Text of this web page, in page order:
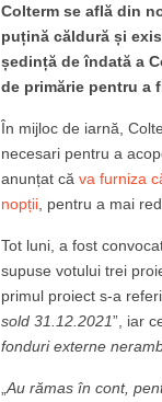
Colterm se află din
puțină căldură și
ședință de îndată a
de primărie pentru a
În mijloc de iarnă,
necesari pentru a
anunțat că va furniza
nopții , pentru a mai
Tot luni, a fost
supuse votului trei
primul proiect s-a referit
sold 31.12.2021”, iar
fonduri externe
Au rămas în cont,